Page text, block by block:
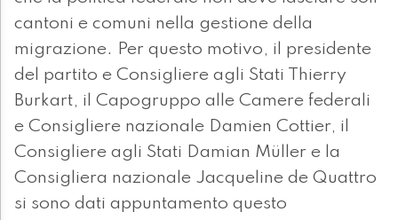
cantoni e comuni nella gestione della
migrazione. Per questo motivo, il presidente
del partito e Consigliere agli Stati Thierry
Burkart, il Capogruppo alle Camere federali
e Consigliere nazionale Damien Cottier, il
Consigliere agli Stati Damian Müller e la
Consigliera nazionale Jacqueline de Quattro
si sono dati appuntamento questo